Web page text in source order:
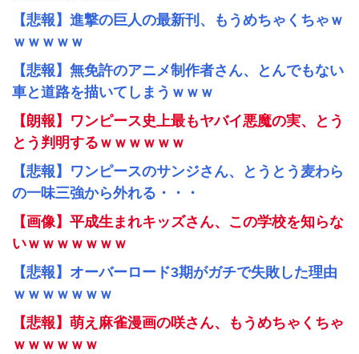
【悲報】進撃の巨人の最新刊、もうめちゃくちゃｗ
ｗｗｗｗｗ
【悲報】無免許のアニメ制作者さん、とんでもない
車と道路を描いてしまうｗｗｗ
【朗報】ワンピース史上最もヤバイ悪魔の実、とう
とう判明するｗｗｗｗｗｗ
【悲報】ワンピースのサンジさん、とうとう麦わら
の一味三強から外れる・・・
【画像】平成生まれキッズさん、この学校を知らな
いｗｗｗｗｗｗｗ
【悲報】オーバーロード3期がガチで失敗した理由
ｗｗｗｗｗｗｗ
【悲報】萌え麻雀漫画の咲さん、もうめちゃくちゃ
ｗｗｗｗｗｗ